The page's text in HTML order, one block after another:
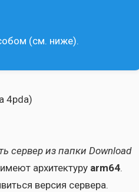
(см. ниже).
4pda)
сер­вер из пап­ки Download
архи­тек­ту­ру arm64.
вер­сия сер­ве­ра.